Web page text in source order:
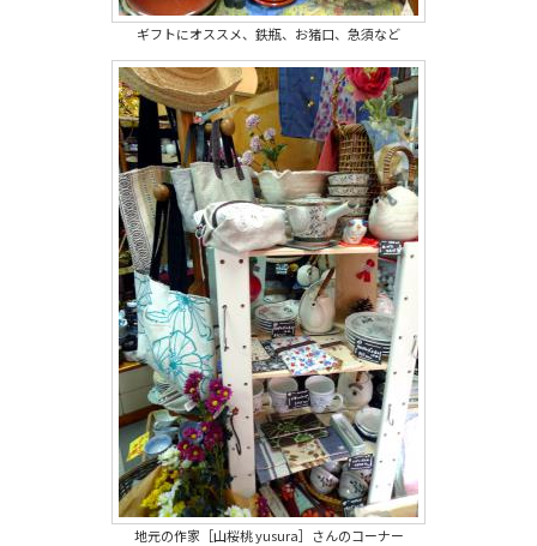
ギフトにオススメ、鉄瓶、お猪口、急須など
地元の作家［山桜桃 yusura］さんのコーナー